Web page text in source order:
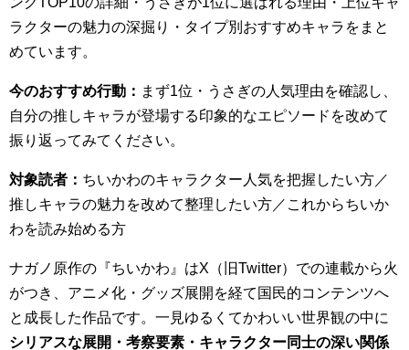
ラクターの魅力の深掘り・タイプ別おすすめキャラをまと
めています。
今のおすすめ行動： まず1位・うさぎの人気理由を確認し、
自分の推しキャラが登場する印象的なエピソードを改めて
振り返ってみてください。
対象読者： ちいかわのキャラクター人気を把握したい方／
推しキャラの魅力を改めて整理したい方／これからちいか
わを読み始める方
ナガノ原作の『ちいかわ』はX（旧Twitter）での連載から火
がつき、アニメ化・グッズ展開を経て国民的コンテンツへ
と成長した作品です。一見ゆるくてかわいい世界観の中に
シリアスな展開・考察要素・キャラクター同士の深い関係